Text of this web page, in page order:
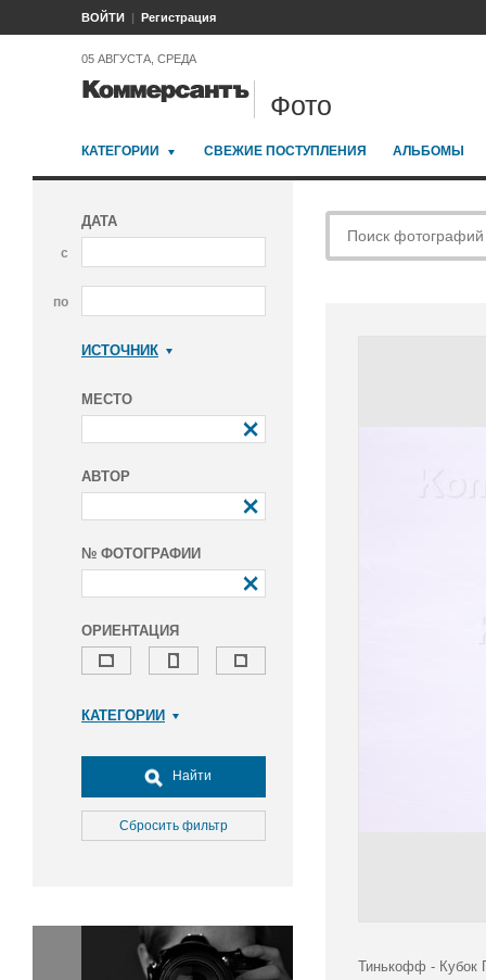
ВОЙТИ Регистрация
05 АВГУСТА, СРЕДА
Фото
КАТЕГОРИИ СВЕЖИЕ ПОСТУПЛЕНИЯ АЛЬБОМЫ
ДАТА
с
по
ИСТОЧНИК
МЕСТО
АВТОР
№ ФОТОГРАФИИ
ОРИЕНТАЦИЯ
КАТЕГОРИИ
Досуг, туризм и отдых
Культура
Медицина
Окружающая среда
Политика
Найти
Сбросить фильтр
Тинькофф - Кубок